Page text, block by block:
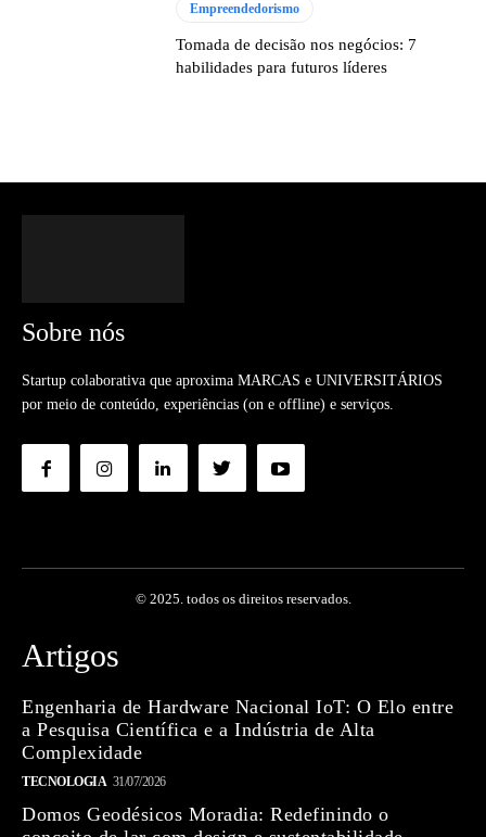
Empreendedorismo
Tomada de decisão nos negócios: 7
habilidades para futuros líderes
Sobre nós
Startup colaborativa que aproxima MARCAS e UNIVERSITÁRIOS
por meio de conteúdo, experiências (on e offline) e serviços.
© 2025. todos os direitos reservados.
Artigos
Engenharia de Hardware Nacional IoT: O Elo entre
a Pesquisa Científica e a Indústria de Alta
Complexidade
TECNOLOGIA 31/07/2026
Domos Geodésicos Moradia: Redefinindo o